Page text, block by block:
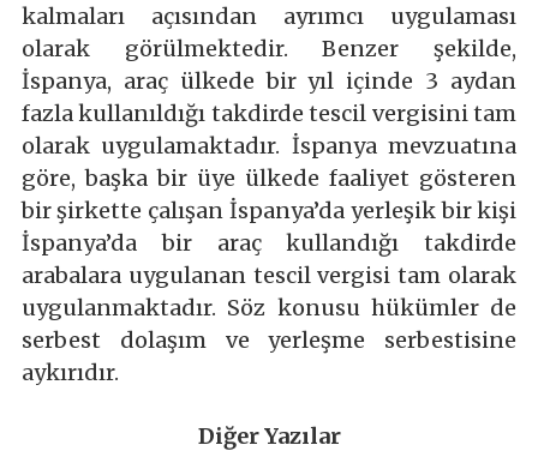
kalmaları açısından ayrımcı uygulaması
olarak görülmektedir. Benzer şekilde,
İspanya, araç ülkede bir yıl içinde 3 aydan
fazla kullanıldığı takdirde tescil vergisini tam
olarak uygulamaktadır. İspanya mevzuatına
göre, başka bir üye ülkede faaliyet gösteren
bir şirkette çalışan İspanya’da yerleşik bir kişi
İspanya’da bir araç kullandığı takdirde
arabalara uygulanan tescil vergisi tam olarak
uygulanmaktadır. Söz konusu hükümler de
serbest dolaşım ve yerleşme serbestisine
aykırıdır.
Diğer Yazılar